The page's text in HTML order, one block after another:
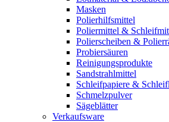
Masken
Polierhilfsmittel
Poliermittel &
Polierscheiben &
Probiersäuren
Reinigungsprodukte
Sandstrahlmittel
Schleifpapiere &
Schmelzpulver
Sägeblätter
Verkaufsware